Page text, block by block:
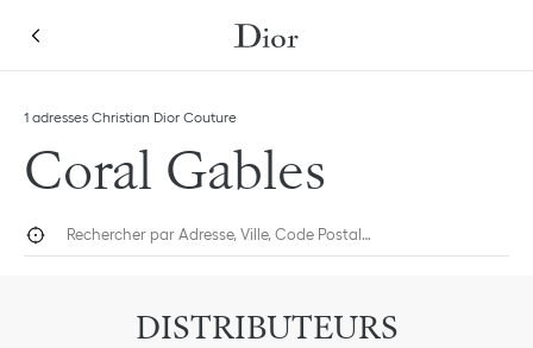
1 adresses Christian Dior Couture
Coral Gables
Géolocaliser
DISTRIBUTEURS